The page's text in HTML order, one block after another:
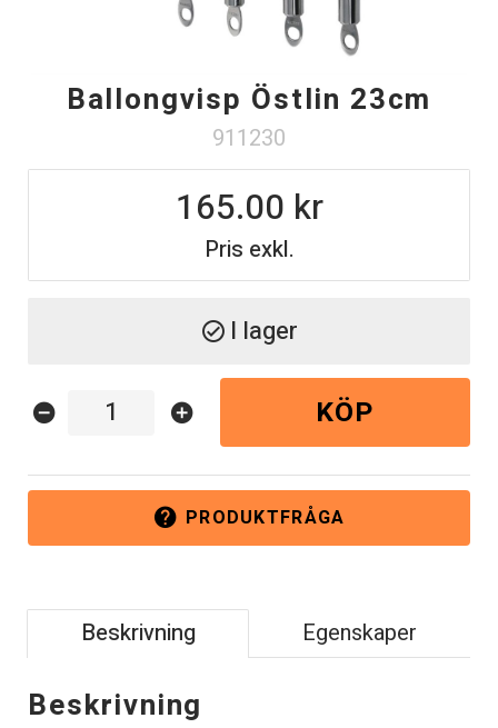
Ballongvisp Östlin 23cm
911230
Pris exkl.
165.00
check_circle I lager
help PRODUKTFRÅGA
remove_circle add_circle KÖP
Beskrivning Egenskaper
Beskrivning